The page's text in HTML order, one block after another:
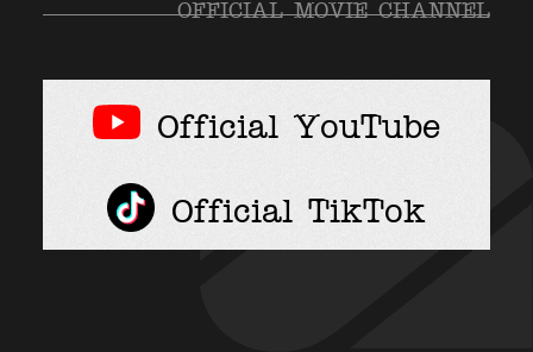
OFFICIAL MOVIE CHANNEL
Official YouTube
Official TikTok